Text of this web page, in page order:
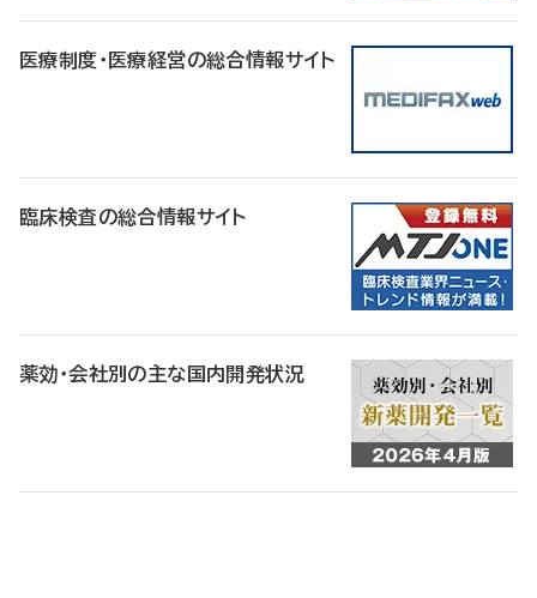
医療制度・医療経営の総合情報サイト
臨床検査の総合情報サイト
薬効・会社別の主な国内開発状況